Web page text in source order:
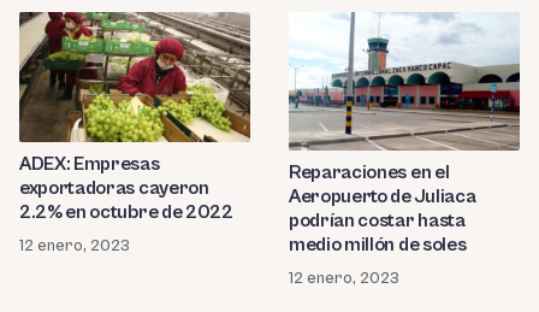
ADEX: Empresas
exportadoras cayeron
2.2% en octubre de 2022
12 enero, 2023
Reparaciones en el
Aeropuerto de Juliaca
podrían costar hasta
medio millón de soles
12 enero, 2023